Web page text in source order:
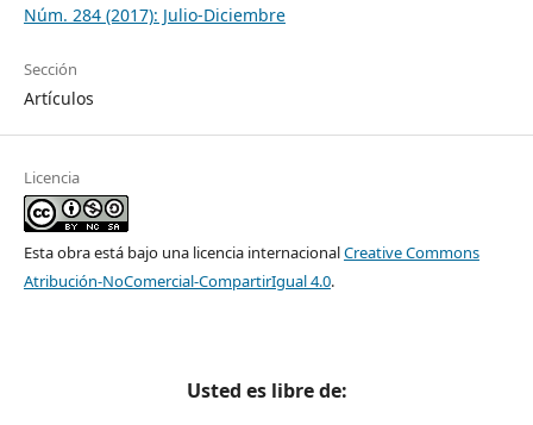
Núm. 284 (2017): Julio-Diciembre
Sección
Artículos
Licencia
Esta obra está bajo una licencia internacionalCreative Commons
Atribución-NoComercial-CompartirIgual 4.0.
Usted es libre de: